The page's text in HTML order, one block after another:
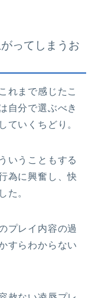
ってしまうお
れまで感じたこ
自分で選ぶべき
ていくちどり。
いうこともする
為に興奮し、快
た。
プレイ内容の過
すらわからない